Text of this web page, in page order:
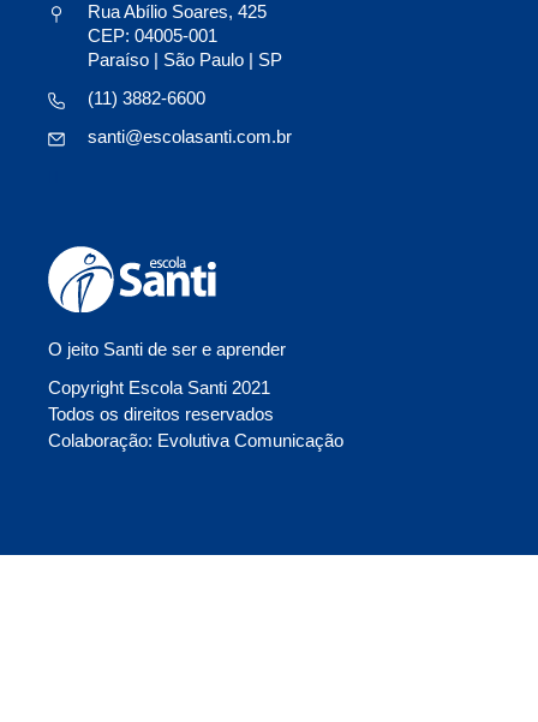
O jeito Santi de ser e aprender
Copyright Escola Santi 2021
Todos os direitos reservados
Colaboração: Evolutiva Comunicação
Rua Abílio Soares, 425
CEP: 04005-001
Paraíso | São Paulo | SP
(11) 3882-6600
santi@escolasanti.com.br